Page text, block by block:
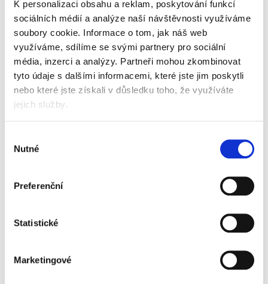
K personalizaci obsahu a reklam, poskytování funkcí
sociálních médií a analýze naší návštěvnosti využíváme
soubory cookie. Informace o tom, jak náš web
využíváme, sdílíme se svými partnery pro sociální
média, inzerci a analýzy. Partneři mohou zkombinovat
tyto údaje s dalšími informacemi, které jste jim poskytli
nebo které jste získali v důsledku toho, že využíváte
jejich služby.
souhlasu
Nutné
Preferenční
Statistické
Marketingové
Skladem
Vyberte si parametry
barva
Popis Alternativní produkty
otevřít bez sejmutí závěsného kroužku
barva černá